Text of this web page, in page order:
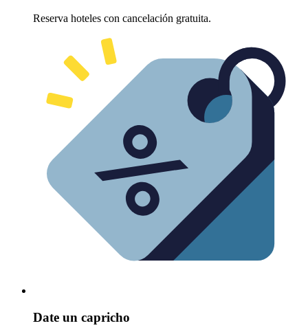
Reserva hoteles con cancelación gratuita.
Date un capricho